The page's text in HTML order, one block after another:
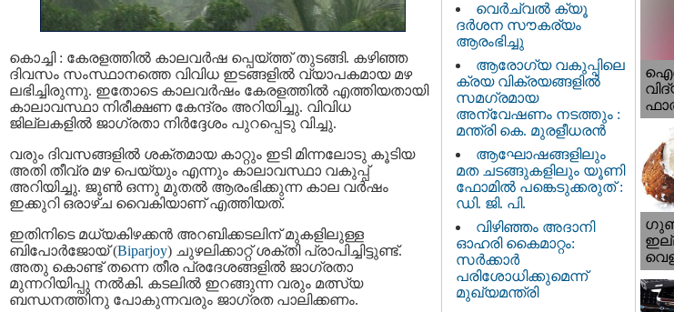
കൊച്ചി : കേരളത്തില്‍ കാലവര്‍ഷ പ്പെയ്ത്ത് തുടങ്ങി. കഴിഞ്ഞ
ദിവസം സംസ്ഥാനത്തെ വിവിധ ഇടങ്ങളില്‍ വ്യാപകമായ മഴ
ലഭിച്ചിരുന്നു. ഇതോടെ കാലവര്‍ഷം കേരളത്തില്‍ എത്തിയതായി
കാലാവസ്ഥാ നിരീക്ഷണ കേന്ദ്രം അറിയിച്ചു. വിവിധ
ജില്ലകളില്‍ ജാഗ്രതാ നിര്‍ദ്ദേശം പുറപ്പെടു വിച്ചു.
വരും ദിവസങ്ങളില്‍ ശക്തമായ കാറ്റും ഇടി മിന്നലോടു കൂടിയ
അതി തീവ്ര മഴ പെയ്യും എന്നും കാലാവസ്ഥാ വകുപ്പ്
അറിയിച്ചു. ജൂണ്‍ ഒന്നു മുതല്‍ ആരംഭിക്കുന്ന കാല വര്‍ഷം
ഇക്കുറി ഒരാഴ്ച വൈകിയാണ് എത്തിയത്.
ഇതിനിടെ മധ്യകിഴക്കന്‍ അറബിക്കടലിന് മുകളിലുള്ള
ബിപോര്‍ജോയ് (Biparjoy) ചുഴലിക്കാറ്റ് ശക്തി പ്രാപിച്ചിട്ടുണ്ട്.
അതു കൊണ്ട് തന്നെ തീര പ്രദേശങ്ങളില്‍ ജാഗ്രതാ
മുന്നറിയിപ്പു നല്‍കി. കടലില്‍ ഇറങ്ങുന്ന വരും മത്സ്യ
ബന്ധനത്തിനു പോകുന്നവരും ജാഗ്രത പാലിക്കണം.
വെര്‍ച്വല്‍ ക്യൂ
ദര്‍ശന സൗകര്യം
ആരംഭിച്ചു
ആരോഗ്യ വകുപ്പിലെ
ക്രയ വിക്രയങ്ങളിൽ
സമഗ്രമായ
അന്വേഷണം നടത്തും :
മന്ത്രി കെ. മുരളീധരൻ
ആഘോഷങ്ങളിലും
മത ചടങ്ങുകളിലും യൂണി
ഫോമിൽ പങ്കെടുക്കരുത് :
ഡി. ജി. പി.
വിഴിഞ്ഞം അദാനി
ഓഹരി കൈമാറ്റം:
സർക്കാർ
പരിശോധിക്കുമെന്ന്
മുഖ്യമന്ത്രി
ഗുണ